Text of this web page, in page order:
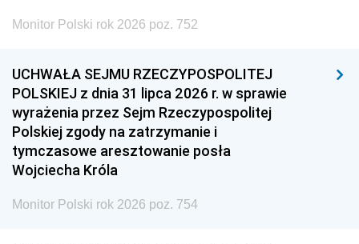
Monitor Polski rok 2026 poz. 752
UCHWAŁA SEJMU RZECZYPOSPOLITEJ
POLSKIEJ z dnia 31 lipca 2026 r. w sprawie
wyrażenia przez Sejm Rzeczypospolitej
Polskiej zgody na zatrzymanie i
tymczasowe aresztowanie posła
Wojciecha Króla
Monitor Polski rok 2026 poz. 754